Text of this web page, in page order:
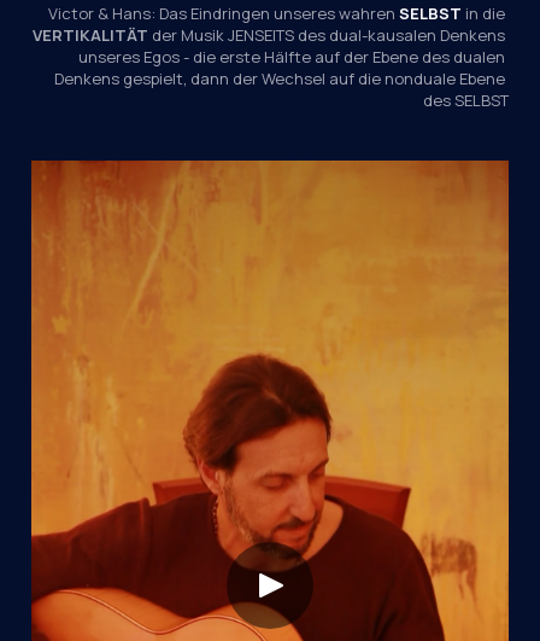
Victor & Hans: Das Eindringen unseres wahren SELBST
VERTIKALITÄT der Musik JENSEITS des dual-kausalen Denkens
unseres Egos - die erste Hälfte auf der Ebene des dualen
Denkens gespielt, dann der Wechsel auf die nonduale Ebene
des SELBST